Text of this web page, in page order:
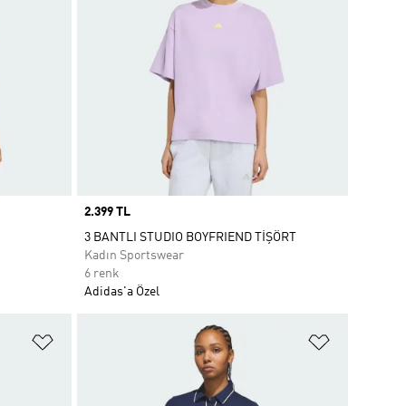
Price
2.399 TL
3 BANTLI STUDIO BOYFRIEND TİŞÖRT
Kadın Sportswear
6 renk
Adidas'a Özel